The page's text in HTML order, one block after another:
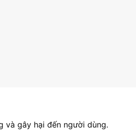
và gây hại đến người dùng.